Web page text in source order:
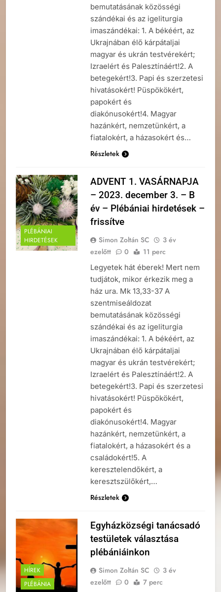
bemutatásának közösségi
szándékai és az igeliturgia
imaszándékai: 1. A békéért, az
Ukrajnában élő kárpátaljai
magyar és ukrán testvérekért;
Izraelért és Palesztínáért!2. A
betegekért!3. Papi és szerzetesi
hivatásokért! Püspökökért,
papokért és
diakónusokért!4. Magyar
hazánkért, nemzetünkért, a
fiatalokért, a házasokért és…
Részletek
PLÉBÁNIAI
HIRDETÉSEK
ADVENT 1. VASÁRNAPJA
– 2023. december 3. – B
év – Plébániai hirdetések –
frissítve
Simon Zoltán SC
3 év
ezelőtt
0 11 perc
Legyetek hát éberek! Mert nem
tudjátok, mikor érkezik meg a
ház ura. Mk 13,33-37 A
szentmiseáldozat
bemutatásának közösségi
szándékai és az igeliturgia
imaszándékai: 1. A békéért, az
Ukrajnában élő kárpátaljai
magyar és ukrán testvérekért;
Izraelért és Palesztínáért!2. A
betegekért!3. Papi és szerzetesi
hivatásokért! Püspökökért,
papokért és
diakónusokért!4. Magyar
hazánkért, nemzetünkért, a
fiatalokért, a házasokért és a
családokért!5. A
keresztelendőkért, a
keresztszülőkért,…
Részletek
HÍREK
PLÉBÁNIA
Egyházközségi tanácsadó
testületek választása
plébániáinkon
Simon Zoltán SC
3 év
ezelőtt
0 7 perc